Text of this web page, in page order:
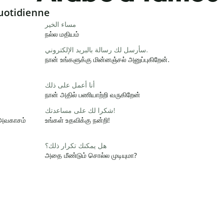
مساء الخير
நல்ல மதியம்
سأرسل لك رسالة بالبريد الإلكتروني.
நான் உங்களுக்கு மின்னஞ்சல் அனுப்புகிறேன்.
أنا أعمل على ذلك
நான் அதில் பணியாற்றி வருகிறேன்
شكرا لك على مساعدتك!
உங்கள் உதவிக்கு நன்றி!
هل يمكنك تكرار ذلك؟
அதை மீண்டும் சொல்ல முடியுமா?